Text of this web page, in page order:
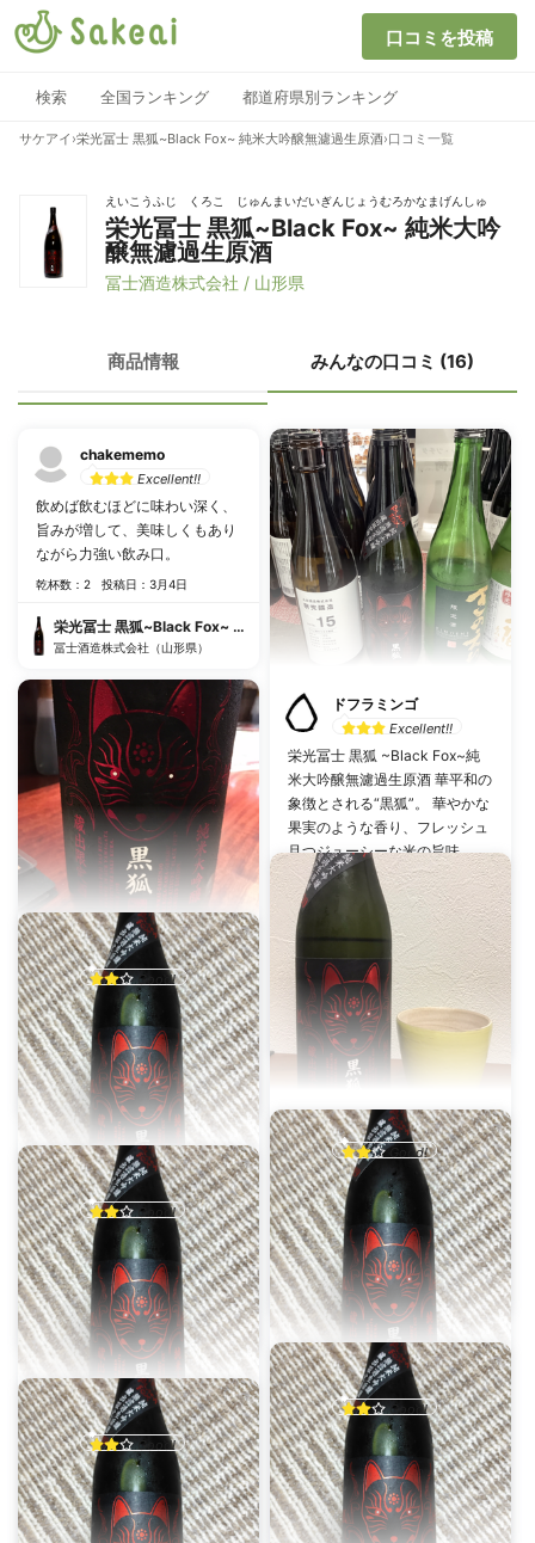
口コミを投稿
検索 全国ランキング 都道府県別ランキング
サケアイ ›栄光冨士 黒狐~Black Fox~ 純米大吟醸無濾過生原酒›口コミ一覧
えいこうふじ くろこ じゅんまいだいぎんじょうむろかなまげんしゅ
栄光冨士 黒狐~Black Fox~ 純米大吟
醸無濾過生原酒
冨士酒造株式会社 / 山形県
商品情報 みんなの口コミ (16)
chakememo
Excellent!!
飲めば飲むほどに味わい深く、
旨みが増して、美味しくもあり
ながら力強い飲み口。
乾杯数：2 投稿日：3月4日
栄光冨士 黒狐~Black Fox~ 純米大吟醸無濾過生原酒
冨士酒造株式会社（山形県）
ドフラミンゴ
Excellent!!
栄光冨士 黒狐 ~Black Fox~純
米大吟醸無濾過生原酒 華平和の
象徴とされる“黒狐”。 華やかな
果実のような香り、フレッシュ
且つジューシーな米の旨味 。
■原料：米、米麹 ■アルコール
度：16.9％ ■日本酒度：- 2.0
■酸度：1.5 ■原料米：美山錦
■精米歩合：50％
乾杯数：2 投稿日：10月4日
栄光冨士 黒狐~Black Fox~ 純米大吟醸無濾過生原酒
冨士酒造株式会社（山形県）
ユーザー7lHHno
Good!
純米大吟醸酸を感じ甘め
乾杯数：2 投稿日：10月2日
栄光冨士 黒狐~Black Fox~ 純米大吟醸無濾過生原酒
冨士酒造株式会社（山形県）
すばる
Good!
程よい口当たりと酸味、とても
美味しい
乾杯数：2 投稿日：9月25日
栄光冨士 黒狐~Black Fox~ 純米大吟醸無濾過生原酒
冨士酒造株式会社（山形県）
ユーザーtjgtIB
Good!
軽くていつでも飲んでられる
乾杯数：0 投稿日：8月2日
栄光冨士 黒狐~Black Fox~ 純米大吟醸無濾過生原酒
冨士酒造株式会社（山形県）
ユーザーtjgtIB
Good!
軽くていつでも飲んでられる
乾杯数：0 投稿日：8月2日
栄光冨士 黒狐~Black Fox~ 純米大吟醸無濾過生原酒
冨士酒造株式会社（山形県）
ユーザーtjgtIB
Good!
軽くていつでも飲んでられる
乾杯数：0 投稿日：8月2日